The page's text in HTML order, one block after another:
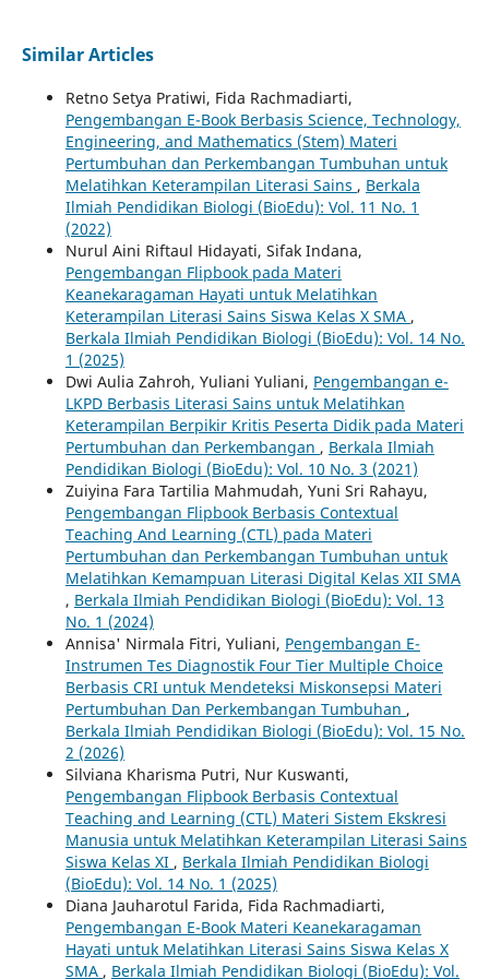
Similar Articles
Retno Setya Pratiwi, Fida Rachmadiarti,
Pengembangan E-Book Berbasis Science, Technology,
Engineering, and Mathematics (Stem) Materi
Pertumbuhan dan Perkembangan Tumbuhan untuk
Melatihkan Keterampilan Literasi Sains , Berkala
Ilmiah Pendidikan Biologi (BioEdu): Vol. 11 No. 1
(2022)
Nurul Aini Riftaul Hidayati, Sifak Indana,
Pengembangan Flipbook pada Materi
Keanekaragaman Hayati untuk Melatihkan
Keterampilan Literasi Sains Siswa Kelas X SMA ,
Berkala Ilmiah Pendidikan Biologi (BioEdu): Vol. 14 No.
1 (2025)
Dwi Aulia Zahroh, Yuliani Yuliani, Pengembangan e-
LKPD Berbasis Literasi Sains untuk Melatihkan
Keterampilan Berpikir Kritis Peserta Didik pada Materi
Pertumbuhan dan Perkembangan , Berkala Ilmiah
Pendidikan Biologi (BioEdu): Vol. 10 No. 3 (2021)
Zuiyina Fara Tartilia Mahmudah, Yuni Sri Rahayu,
Pengembangan Flipbook Berbasis Contextual
Teaching And Learning (CTL) pada Materi
Pertumbuhan dan Perkembangan Tumbuhan untuk
Melatihkan Kemampuan Literasi Digital Kelas XII SMA
, Berkala Ilmiah Pendidikan Biologi (BioEdu): Vol. 13
No. 1 (2024)
Annisa' Nirmala Fitri, Yuliani, Pengembangan E-
Instrumen Tes Diagnostik Four Tier Multiple Choice
Berbasis CRI untuk Mendeteksi Miskonsepsi Materi
Pertumbuhan Dan Perkembangan Tumbuhan ,
Berkala Ilmiah Pendidikan Biologi (BioEdu): Vol. 15 No.
2 (2026)
Silviana Kharisma Putri, Nur Kuswanti,
Pengembangan Flipbook Berbasis Contextual
Teaching and Learning (CTL) Materi Sistem Ekskresi
Manusia untuk Melatihkan Keterampilan Literasi Sains
Siswa Kelas XI , Berkala Ilmiah Pendidikan Biologi
(BioEdu): Vol. 14 No. 1 (2025)
Diana Jauharotul Farida, Fida Rachmadiarti,
Pengembangan E-Book Materi Keanekaragaman
Hayati untuk Melatihkan Literasi Sains Siswa Kelas X
SMA , Berkala Ilmiah Pendidikan Biologi (BioEdu): Vol.